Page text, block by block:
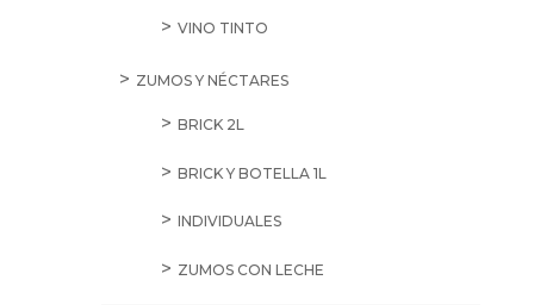
VINO TINTO
ZUMOS Y NÉCTARES
BRICK 2L
BRICK Y BOTELLA 1L
INDIVIDUALES
ZUMOS CON LECHE